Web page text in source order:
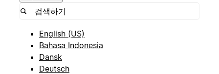
English (US)
Bahasa Indonesia
Dansk
Deutsch